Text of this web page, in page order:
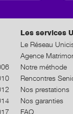
Les services
Le Réseau
Agence
Notre méthode
Rencontres
Nos prestations
Nos garanties
FAQ